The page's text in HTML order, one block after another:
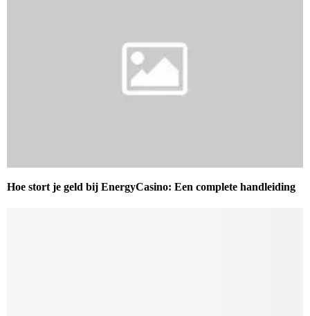
Hoe stort je geld bij EnergyCasino: Een complete handleiding